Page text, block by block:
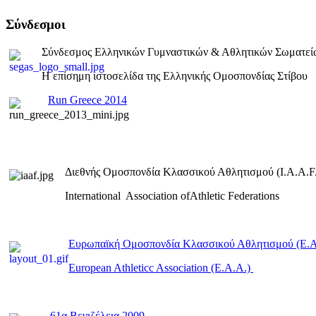
Σύνδεσμοι
Σύνδεσμος Ελληνικών Γυμναστικών & Αθλητικών
Η επίσημη ιστοσελίδα της Ελληνικής Ομοσπονδίας Στίβου
Run Greece 2014
Διεθνής Ομοσπονδία Κλασσικού Αθλητισμού
International Association ofAthletic Federations
Ευρωπαϊκή Ομοσπονδία Κλασσικού Αθλητισμού
European Athleticc Association (E.A.A.)